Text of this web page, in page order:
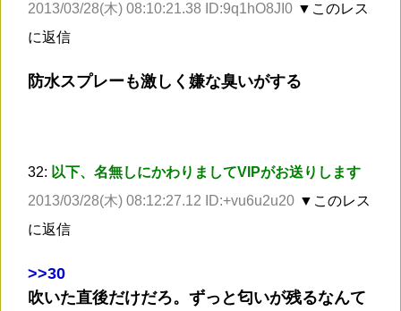
2013/03/28(木) 08:10:21.38 ID:9q1hO8JI0 ▼このレス
に返信
防水スプレーも激しく嫌な臭いがする
32: 以下、名無しにかわりましてVIPがお送りします
2013/03/28(木) 08:12:27.12 ID:+vu6u2u20 ▼このレス
に返信
>>30
吹いた直後だけだろ。ずっと匂いが残るなんて